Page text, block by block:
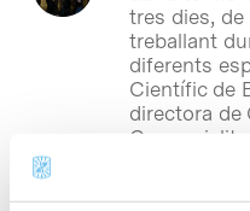
tres dies, de
treballant
diferents
Científic de
directora de
una de les